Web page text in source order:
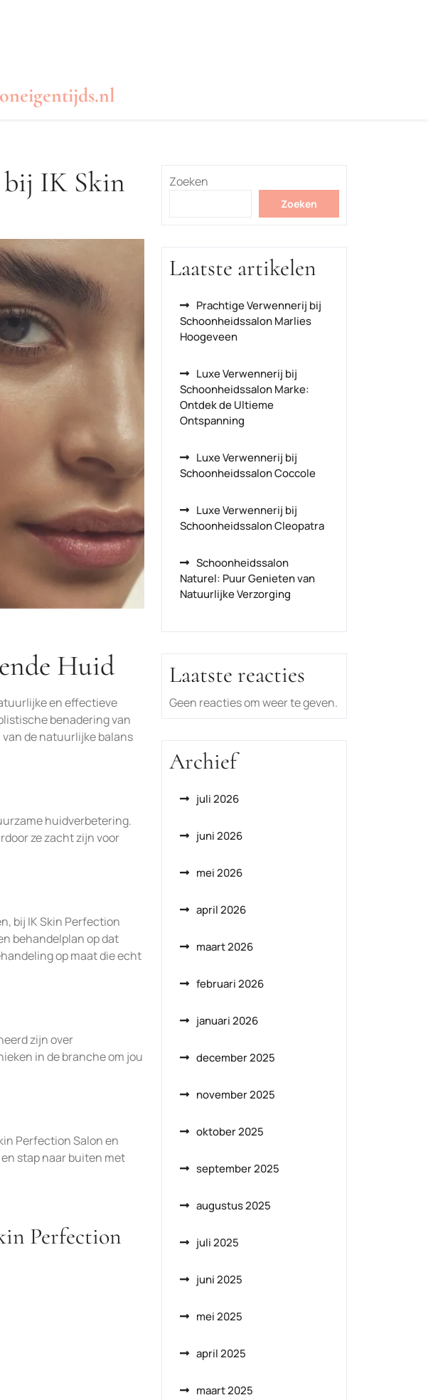
IK Skin
Huid
en effectieve
benadering van
de natuurlijke balans
huidverbetering.
ze zacht zijn voor
bij IK Skin Perfection
behandelplan op dat
op maat die echt
zijn over
in de branche om jou
Perfection Salon en
stap naar buiten met
Perfection
Zoeken
Zoeken
Laatste artikelen
Prachtige Verwennerij bij
Schoonheidssalon Marlies
Hoogeveen
Luxe Verwennerij bij
Schoonheidssalon Marke:
Ontdek de Ultieme
Ontspanning
Luxe Verwennerij bij
Schoonheidssalon Coccole
Luxe Verwennerij bij
Schoonheidssalon Cleopatra
Schoonheidssalon
Naturel: Puur Genieten van
Natuurlijke Verzorging
Laatste reacties
Geen reacties om weer te geven.
Archief
juli 2026
juni 2026
mei 2026
april 2026
maart 2026
februari 2026
januari 2026
december 2025
november 2025
oktober 2025
september 2025
augustus 2025
juli 2025
juni 2025
mei 2025
april 2025
maart 2025